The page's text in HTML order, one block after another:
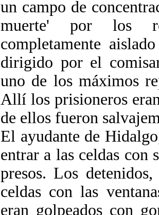
un campo de
muerte' por los
completamente
dirigido por el
uno de los máximos
Allí los prisioneros
de ellos fueron
El ayudante de
entrar a las celdas con
presos. Los
celdas con las
eran golpeados con